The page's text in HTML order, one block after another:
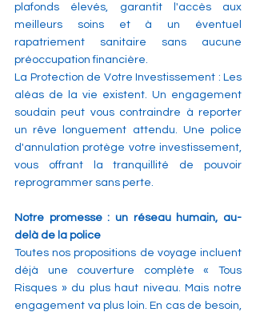
plafonds élevés, garantit l'accès aux
meilleurs soins et à un éventuel
rapatriement sanitaire sans aucune
préoccupation financière.
La Protection de Votre Investissement : Les
aléas de la vie existent. Un engagement
soudain peut vous contraindre à reporter
un rêve longuement attendu. Une police
d'annulation protège votre investissement,
vous offrant la tranquillité de pouvoir
reprogrammer sans perte.
Notre promesse : un réseau humain, au-
delà de la police
Toutes nos propositions de voyage incluent
déjà une couverture complète « Tous
Risques » du plus haut niveau. Mais notre
engagement va plus loin. En cas de besoin,